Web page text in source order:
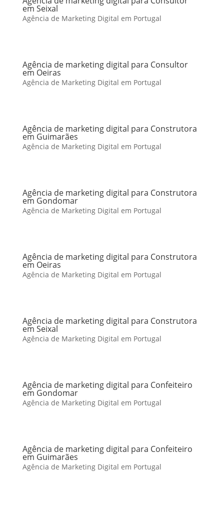
em Seixal
Agência de Marketing Digital em Portugal
Agência de marketing digital para Consultor
em Oeiras
Agência de Marketing Digital em Portugal
Agência de marketing digital para Construtora
em Guimarães
Agência de Marketing Digital em Portugal
Agência de marketing digital para Construtora
em Gondomar
Agência de Marketing Digital em Portugal
Agência de marketing digital para Construtora
em Oeiras
Agência de Marketing Digital em Portugal
Agência de marketing digital para Construtora
em Seixal
Agência de Marketing Digital em Portugal
Agência de marketing digital para Confeiteiro
em Gondomar
Agência de Marketing Digital em Portugal
Agência de marketing digital para Confeiteiro
em Guimarães
Agência de Marketing Digital em Portugal